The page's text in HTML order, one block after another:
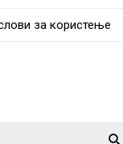
за користење